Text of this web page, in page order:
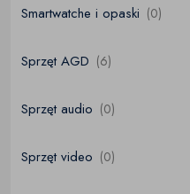
Smartwatche i opaski (0)
Sprzęt AGD (6)
Sprzęt audio (0)
Sprzęt video (0)